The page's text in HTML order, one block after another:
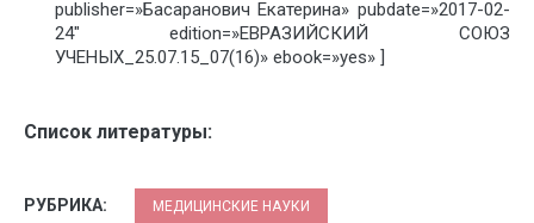
publisher=»Басаранович Екатерина» pubdate=»2017-02-
24″ edition=»ЕВРАЗИЙСКИЙ СОЮЗ
УЧЕНЫХ_25.07.15_07(16)» ebook=»yes» ]
Список литературы:
РУБРИКА: МЕДИЦИНСКИЕ НАУКИ